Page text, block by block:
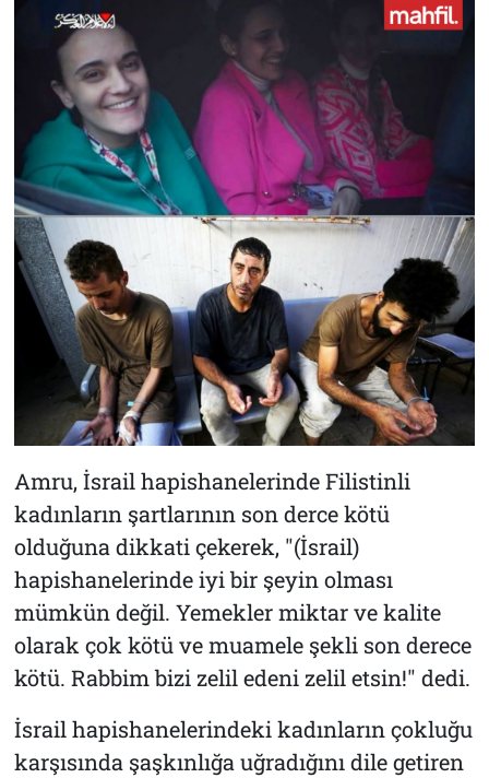
Amru, İsrail hapishanelerinde Filistinli
kadınların şartlarının son derce kötü
olduğuna dikkati çekerek, "(İsrail)
hapishanelerinde iyi bir şeyin olması
mümkün değil. Yemekler miktar ve kalite
olarak çok kötü ve muamele şekli son derece
kötü. Rabbim bizi zelil edeni zelil etsin!" dedi.
İsrail hapishanelerindeki kadınların çokluğu
karşısında şaşkınlığa uğradığını dile getiren